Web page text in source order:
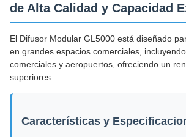
de Alta Calidad y Capacidad
El Difusor Modular GL5000 está diseñado
en grandes espacios comerciales,
comerciales y aeropuertos, ofreciendo un
superiores.
Características y